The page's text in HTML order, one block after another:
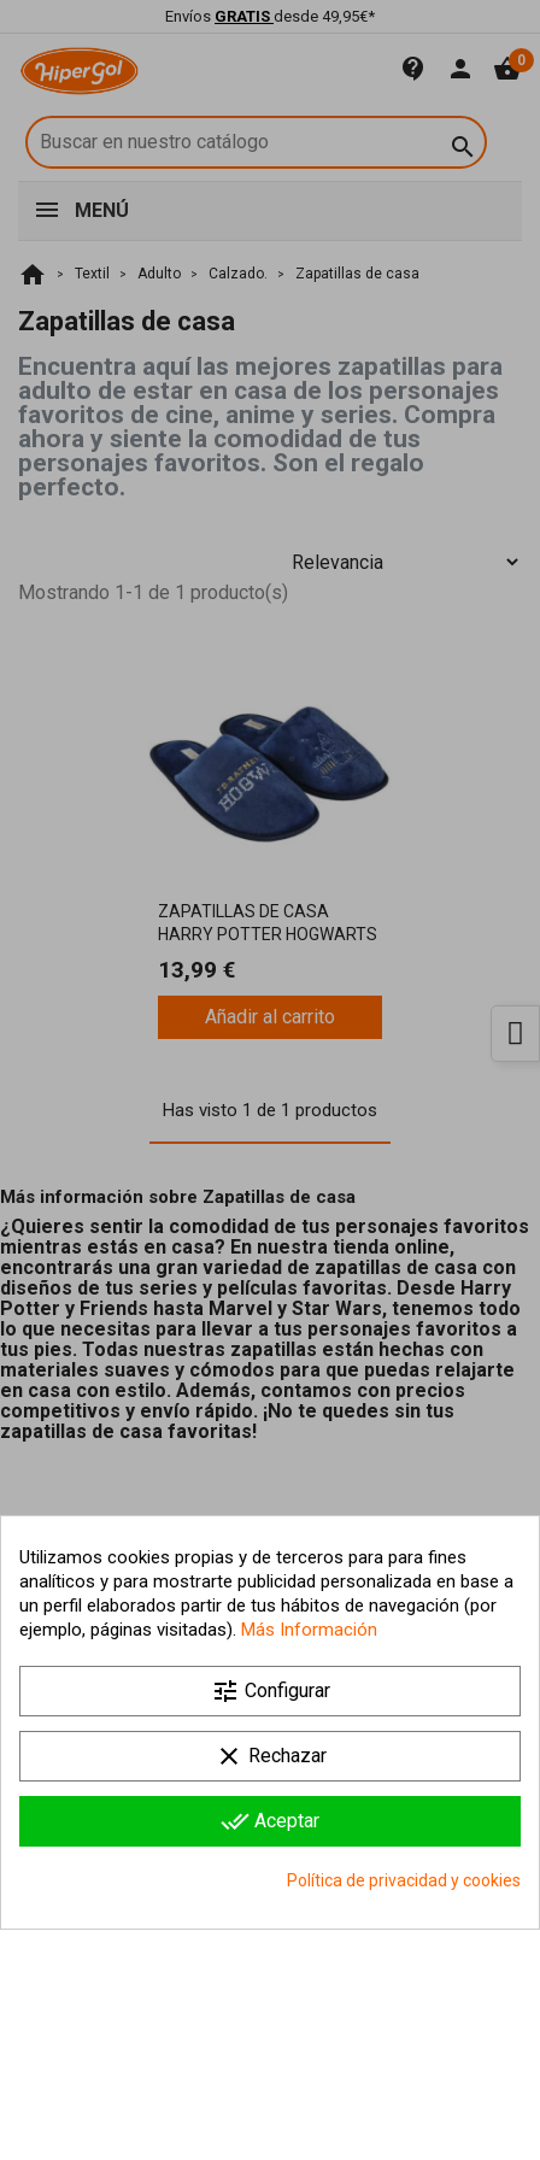
Envíos GRATIS desde 49,95€*
contact_support person shopping_basket0

MENÚ
home Textil Adulto Calzado. Zapatillas de casa
Zapatillas de casa
Encuentra aquí las mejores zapatillas para
adulto de estar en casa de los personajes
favoritos de cine, anime y series. Compra
ahora y siente la comodidad de tus
personajes favoritos. Son el regalo
perfecto.
Mostrando 1-1 de 1 producto(s)
ZAPATILLAS DE CASA
HARRY POTTER HOGWARTS
13,99 €
Añadir al carrito
Has visto 1 de 1 productos
Más información sobre Zapatillas de casa
¿Quieres sentir la comodidad de tus personajes favoritos
mientras estás en casa? En nuestra tienda online,
encontrarás una gran variedad de zapatillas de casa con
diseños de tus series y películas favoritas. Desde Harry
Potter y Friends hasta Marvel y Star Wars, tenemos todo
lo que necesitas para llevar a tus personajes favoritos a
tus pies. Todas nuestras zapatillas están hechas con
materiales suaves y cómodos para que puedas relajarte
en casa con estilo. Además, contamos con precios
competitivos y envío rápido. ¡No te quedes sin tus
zapatillas de casa favoritas!
Información sobre la tienda 
Utilizamos cookies propias y de terceros para para fines
analíticos y para mostrarte publicidad personalizada en base a
un perfil elaborados partir de tus hábitos de navegación (por
ejemplo, páginas visitadas). Más Información
tune Configurar
clear Rechazar
done_all Aceptar
Política de privacidad y cookies